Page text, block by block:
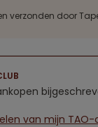
verzonden door
van mijn